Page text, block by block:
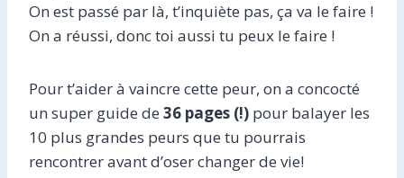
On est passé par là, t’inquiète pas, ça va le faire !
On a réussi, donc toi aussi tu peux le faire !
Pour t’aider à vaincre cette peur, on a concocté
un super guide de 36 pages (!) pour balayer les
10 plus grandes peurs que tu pourrais
rencontrer avant d’oser changer de vie!